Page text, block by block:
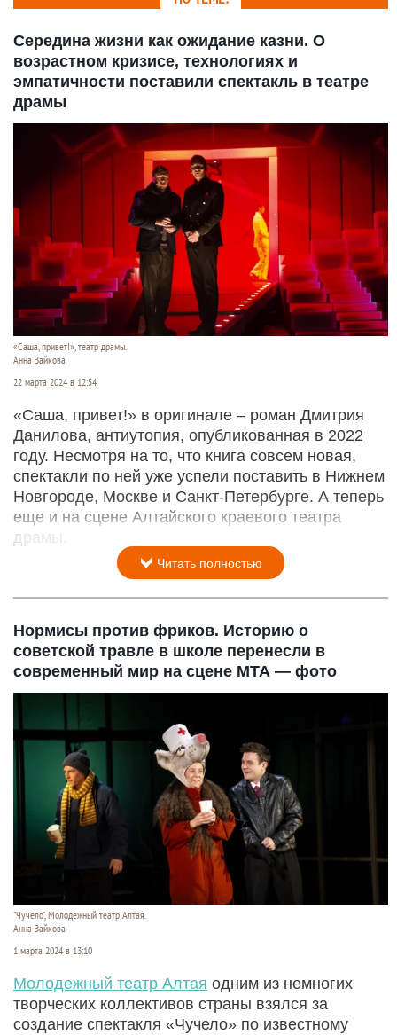
Середина жизни как ожидание казни. О
возрастном кризисе, технологиях и
эмпатичности поставили спектакль в театре
драмы
«Саша, привет!», театр драмы.
Анна Зайкова
22 марта 2024 в 12:54
«Саша, привет!» в оригинале – роман Дмитрия
Данилова, антиутопия, опубликованная в 2022
году. Несмотря на то, что книга совсем новая,
спектакли по ней уже успели поставить в Нижнем
Новгороде, Москве и Санкт-Петербурге. А теперь
еще и на сцене Алтайского краевого театра
драмы.
Читать полностью
Нормисы против фриков. Историю о
советской травле в школе перенесли в
современный мир на сцене МТА — фото
"Чучело", Молодежный театр Алтая.
Анна Зайкова
1 марта 2024 в 13:10
Молодежный театр Алтая одним из немногих
творческих коллективов страны взялся за
создание спектакля «Чучело» по известному